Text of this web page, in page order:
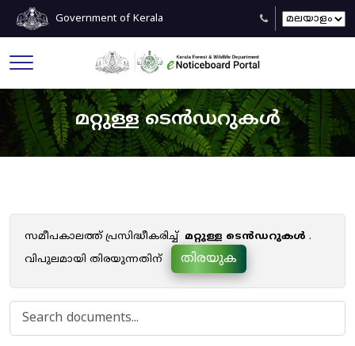
Government of Kerala
മറ്റുള്ള ടെൻഡറുകൾ
സമീപകാലത്ത് പ്രസിദ്ധീകരിച്ച് മറ്റുള്ള ടെൻഡറുകൾ .
വിപുലമായി തിരയുന്നതിന്
തിരയുക